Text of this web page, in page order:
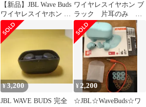
【新品】JBL Wave Buds
ワイヤレスイヤホン ブ
ラック
ワイヤレスイヤホン ブ
ラック 片耳のみ レ
フト JBL wave buds 2
¥3,200
JBL WAVE BUDS 完全
¥ 2,200
☆JBL☆WaveBuds☆ワ